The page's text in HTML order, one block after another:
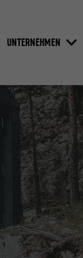
UNTERNEHMEN